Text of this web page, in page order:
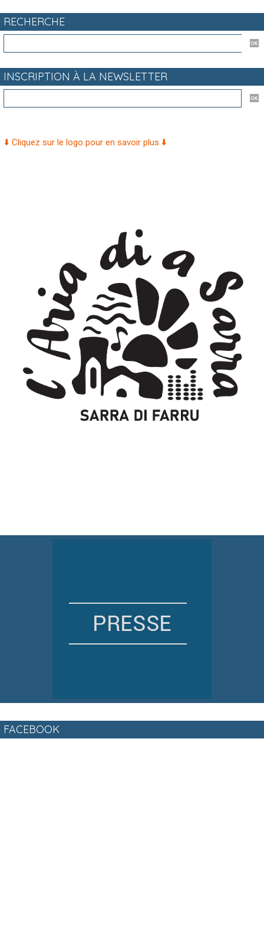
RECHERCHE
INSCRIPTION À LA NEWSLETTER
⬇️ Cliquez sur le logo pour en savoir plus ⬇️
FACEBOOK